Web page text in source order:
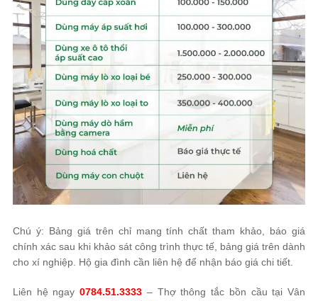
Chú ý: Bảng giá trên chỉ mang tính chất tham khảo, báo giá
chính xác sau khi khảo sát công trình thực tế, bảng giá trên dành
cho xí nghiệp. Hộ gia đình cần liên hệ để nhận báo giá chi tiết.
Liên hệ ngay0784.51.3333 – Thợ thông tắc bồn cầu tại Vân